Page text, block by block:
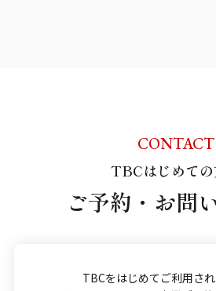
CONTACT
TBCはじめての
ご予約・お問
TBCをはじめてご利用さ